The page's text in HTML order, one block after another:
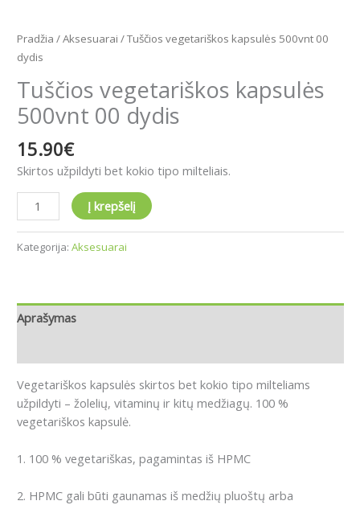
Pradžia /Aksesuarai / Tuščios vegetariškos kapsulės 500vnt 00
dydis
Tuščios vegetariškos kapsulės
500vnt 00 dydis
15.90€
Skirtos užpildyti bet kokio tipo milteliais.
Į krepšelį
Kategorija: Aksesuarai
Aprašymas
Vegetariškos kapsulės skirtos bet kokio tipo milteliams
užpildyti – žolelių, vitaminų ir kitų medžiagų. 100 %
vegetariškos kapsulė.
1. 100 % vegetariškas, pagamintas iš HPMC
2. HPMC gali būti gaunamas iš medžių pluoštų arba